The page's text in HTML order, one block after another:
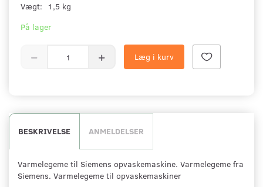
Vægt:
1,5 kg
På lager
Læg i kurv
BESKRIVELSE ANMELDELSER
Varmelegeme til Siemens opvaskemaskine. Varmelegeme fra
Siemens. Varmelegeme til opvaskemaskiner